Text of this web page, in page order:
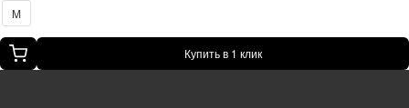
M
Купить в 1 клик